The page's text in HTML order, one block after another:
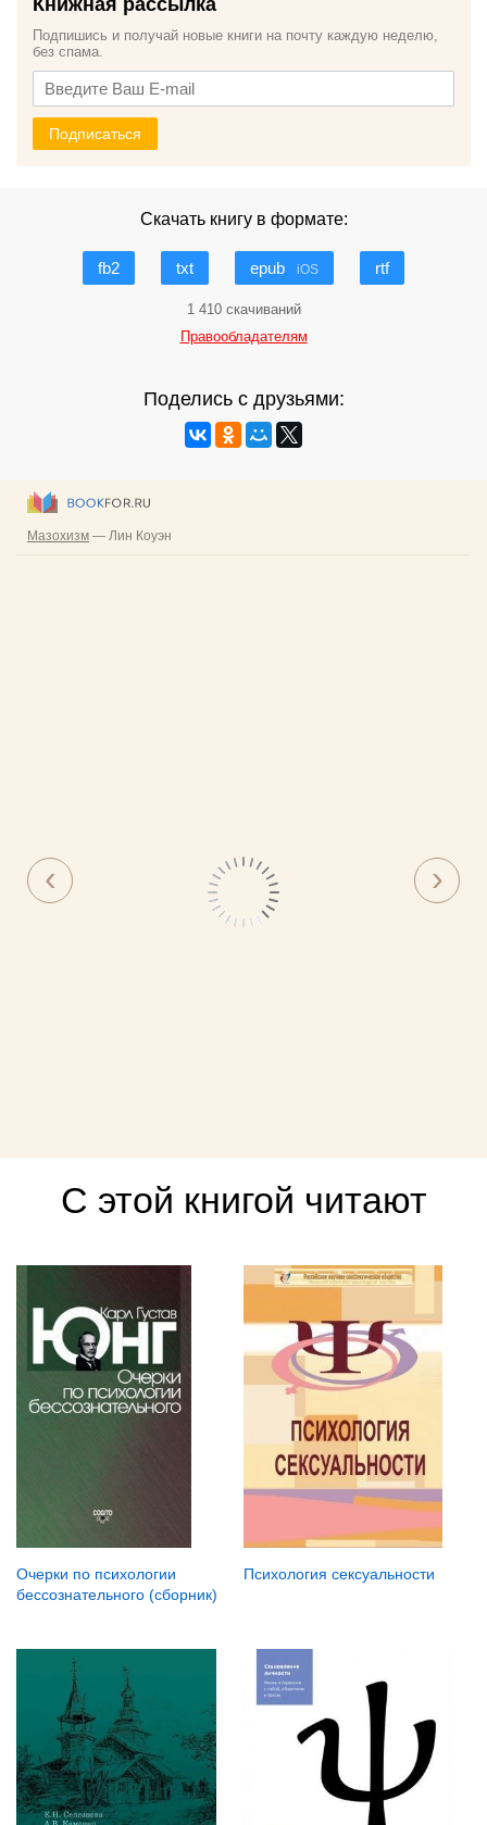
Книжная рассылка
Подпишись и получай новые книги на почту каждую неделю,
без спама.
Подписаться
Скачать книгу в формате:
fb2 txt epub iOS rtf
1 410 скачиваний
Правообладателям
Поделись с друзьями:
С этой книгой читают
Очерки по психологии
бессознательного (сборник)
Психология сексуальности